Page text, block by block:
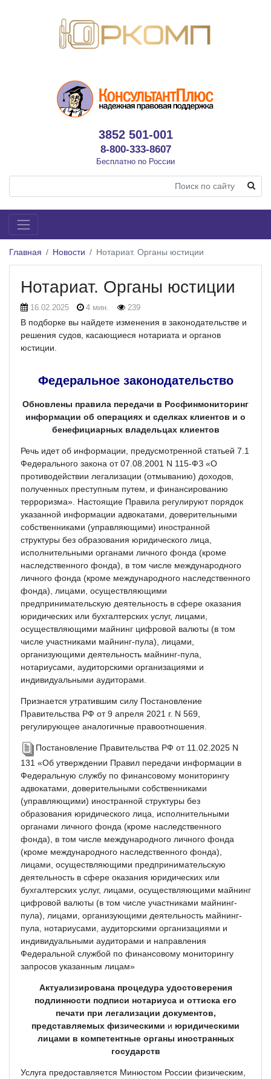
3852 501-001
8-800-333-8607
Бесплатно по России
Главная Новости Нотариат. Органы юстиции
Нотариат. Органы юстиции
16.02.2025 4 мин. 239
В подборке вы найдете изменения в законодательстве и
решения судов, касающиеся нотариата и органов
юстиции.
Федеральное законодательство
Обновлены правила передачи в Росфинмониторинг
информации об операциях и сделках клиентов и о
бенефициарных владельцах клиентов
Речь идет об информации, предусмотренной статьей 7.1
Федерального закона от 07.08.2001 N 115-ФЗ «О
противодействии легализации (отмыванию) доходов,
полученных преступным путем, и финансированию
терроризма». Настоящие Правила регулируют порядок
указанной информации адвокатами, доверительными
собственниками (управляющими) иностранной
структуры без образования юридического лица,
исполнительными органами личного фонда (кроме
наследственного фонда), в том числе международного
личного фонда (кроме международного наследственного
фонда), лицами, осуществляющими
предпринимательскую деятельность в сфере оказания
юридических или бухгалтерских услуг, лицами,
осуществляющими майнинг цифровой валюты (в том
числе участниками майнинг-пула), лицами,
организующими деятельность майнинг-пула,
нотариусами, аудиторскими организациями и
индивидуальными аудиторами.
Признается утратившим силу Постановление
Правительства РФ от 9 апреля 2021 г. N 569,
регулирующее аналогичные правоотношения.
Постановление Правительства РФ от 11.02.2025 N
131 «Об утверждении Правил передачи информации в
Федеральную службу по финансовому мониторингу
адвокатами, доверительными собственниками
(управляющими) иностранной структуры без
образования юридического лица, исполнительными
органами личного фонда (кроме наследственного
фонда), в том числе международного личного фонда
(кроме международного наследственного фонда),
лицами, осуществляющими предпринимательскую
деятельность в сфере оказания юридических или
бухгалтерских услуг, лицами, осуществляющими майнинг
цифровой валюты (в том числе участниками майнинг-
пула), лицами, организующими деятельность майнинг-
пула, нотариусами, аудиторскими организациями и
индивидуальными аудиторами и направления
Федеральной службой по финансовому мониторингу
запросов указанным лицам»
Актуализирована процедура удостоверения
подлинности подписи нотариуса и оттиска его
печати при легализации документов,
представляемых физическими и юридическими
лицами в компетентные органы иностранных
государств
Услуга предоставляется Минюстом России физическим,